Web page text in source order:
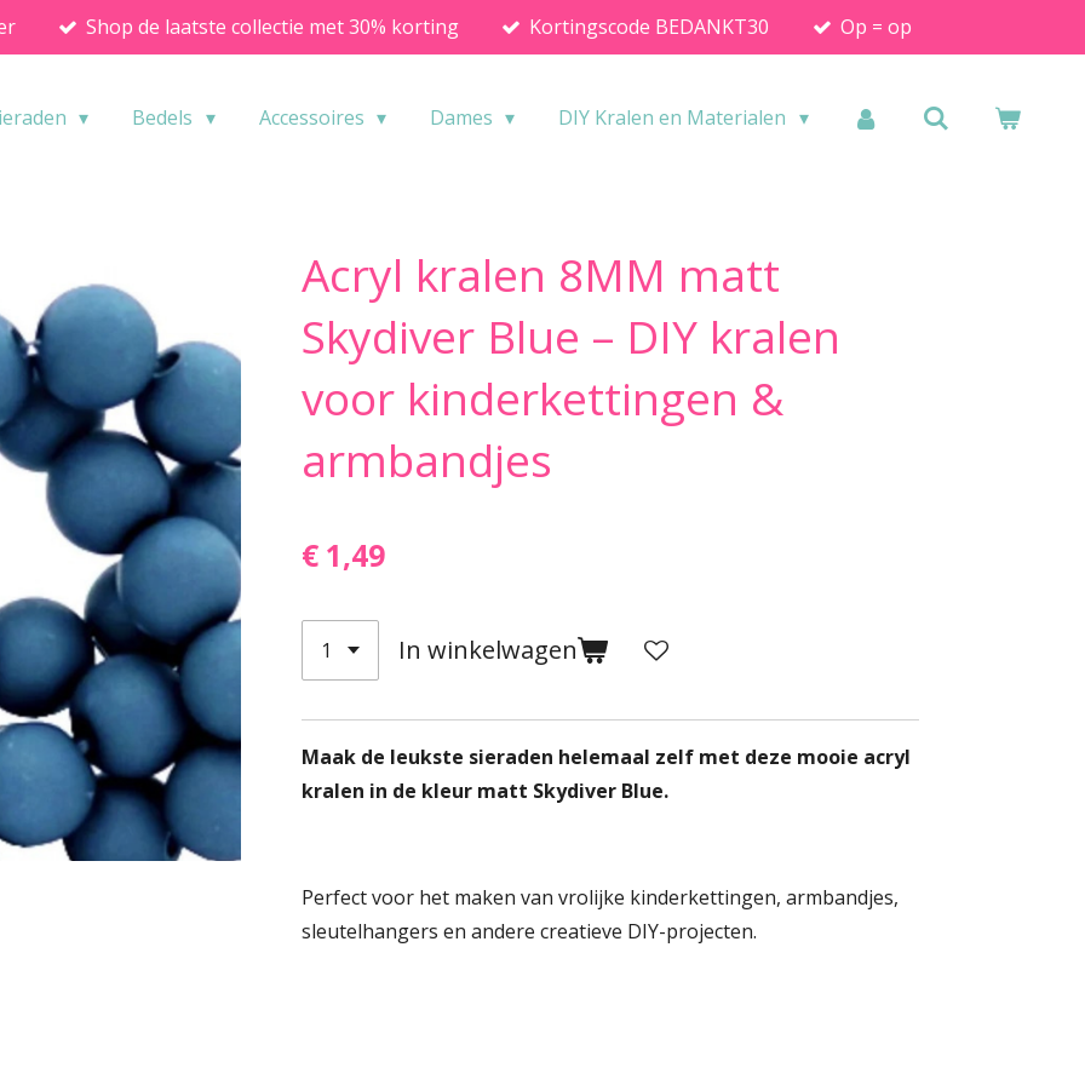
Shop de laatste collectie met 30% korting Kortingscode BEDANKT30 Op = op
Bedels Accessoires Dames DIY Kralen en Materialen
Acryl kralen 8MM matt
Skydiver Blue – DIY kralen
voor kinderkettingen &
armbandjes
€ 1,49
In winkelwagen
Maak de leukste sieraden helemaal zelf met deze mooie acryl
kralen in de kleur matt Skydiver Blue.
Perfect voor het maken van vrolijke kinderkettingen, armbandjes,
sleutelhangers en andere creatieve DIY-projecten.